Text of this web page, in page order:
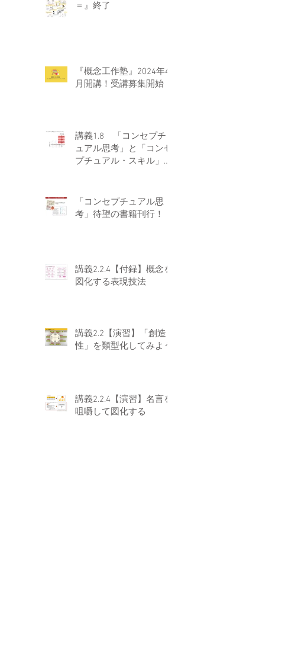
＝』終了
『概念工作塾』2024年4
月開講！受講募集開始！
講義1.8 「コンセプチ
ュアル思考」と「コンセ
プチュアル・スキル」の
「コンセプチュアル思
考」待望の書籍刊行！
講義2.2.4【付録】概念を
図化する表現技法
講義2.2【演習】「創造
性」を類型化してみよう
講義2.2.4【演習】名言を
咀嚼して図化する